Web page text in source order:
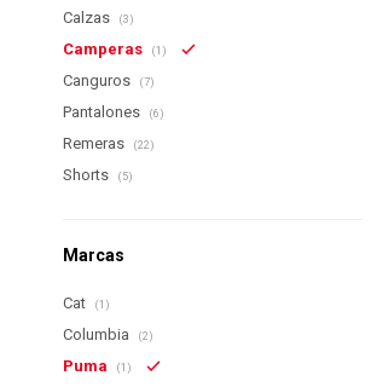
Calzas (3)
Camperas (1)
Canguros (7)
Pantalones (6)
Remeras (22)
Shorts (5)
Marcas
Cat (1)
Columbia (2)
Puma (1)